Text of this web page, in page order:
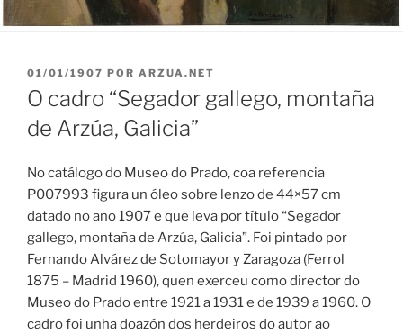
PUBLICADO
EN
01/01/1907 POR ARZUA.NET
O cadro “Segador gallego, montaña
de Arzúa, Galicia”
No catálogo do Museo do Prado, coa referencia
P007993 figura un óleo sobre lenzo de 44×57 cm
datado no ano 1907 e que leva por título “Segador
gallego, montaña de Arzúa, Galicia”. Foi pintado por
Fernando Alvárez de Sotomayor y Zaragoza (Ferrol
1875 – Madrid 1960), quen exerceu como director do
Museo do Prado entre 1921 a 1931 e de 1939 a 1960. O
cadro foi unha doazón dos herdeiros do autor ao